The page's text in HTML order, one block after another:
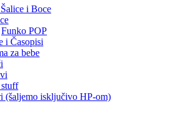
i Boce
Funko POP
i Časopisi
za bebe
(šaljemo isključivo HP-om)